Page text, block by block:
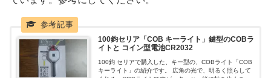
100鈞セリア「COB キーライト」鍵型のCOBラ
イトと コイン型電池CR2032
100鈞 セリアで購入した、キー型の、COBライト「COB
キーライト」の紹介です。 広角の光で、明るく照らして